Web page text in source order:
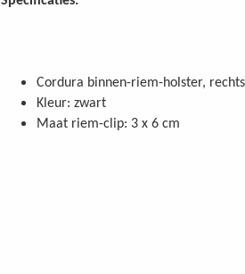
Cordura binnen-riem-holster,
Kleur: zwart
Maat riem-clip: 3 x 6 cm